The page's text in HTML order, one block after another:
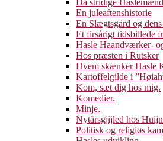
Da stridige
En juleaftenshistorie
En Slægtsgård og
Et firsårigt tidsbillede
Hasle Haandværker-
Hos præsten i Rutsker
Hvem skænker Hasle
Kartoffelgilde i
Kom, sæt dig hos mig.
Komedier.
Minje.
Nytårsgjijled hos
Politisk og religiøs